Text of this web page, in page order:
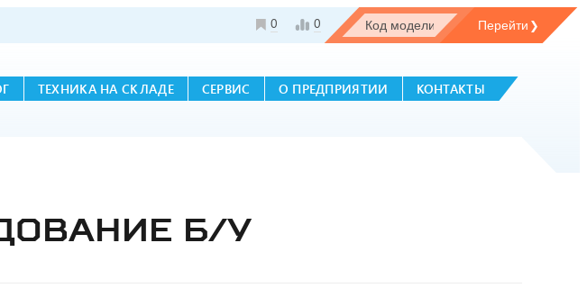
0 0
ТЕХНИКА НА СКЛАДЕ СЕРВИС О ПРЕДПРИЯТИИ КОНТАКТЫ
Б/У